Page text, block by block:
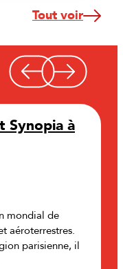
Tout voir
Synopia à
mondial de
aéroterrestres.
parisienne, il